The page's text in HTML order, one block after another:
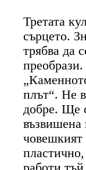
Третата
сърцето.
трябва да
плът“. Не
добре. Ще
възвишена